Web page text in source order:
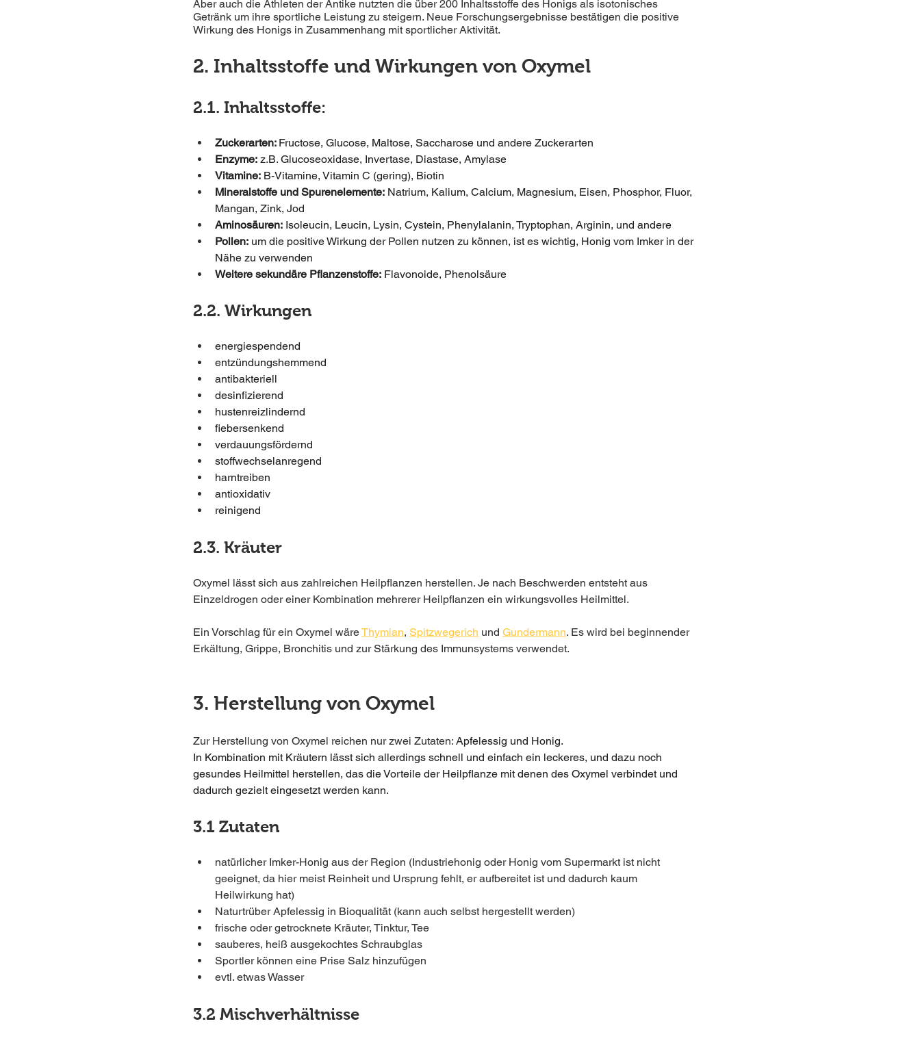
Aber auch die Athleten der Antike nutzten die über 200 Inhaltsstoffe des Honigs als isotonisches
Getränk um ihre sportliche Leistung zu steigern. Neue Forschungsergebnisse bestätigen die positive
Wirkung des Honigs in Zusammenhang mit sportlicher Aktivität.
2. Inhaltsstoffe und Wirkungen von Oxymel
2.1. Inhaltsstoffe:
Zuckerarten: Fructose, Glucose, Maltose, Saccharose und andere Zuckerarten
Enzyme: z.B. Glucoseoxidase, Invertase, Diastase, Amylase
Vitamine: B-Vitamine, Vitamin C (gering), Biotin
Mineralstoffe und Spurenelemente: Natrium, Kalium, Calcium, Magnesium, Eisen, Phosphor, Fluor,
Mangan, Zink, Jod
Aminosäuren: Isoleucin, Leucin, Lysin, Cystein, Phenylalanin, Tryptophan, Arginin, und andere
Pollen: um die positive Wirkung der Pollen nutzen zu können, ist es wichtig, Honig vom Imker in der
Nähe zu verwenden
Weitere sekundäre Pflanzenstoffe: Flavonoide, Phenolsäure
2.2. Wirkungen
energiespendend
entzündungshemmend
antibakteriell
desinfizierend
hustenreizlindernd
fiebersenkend
verdauungsfördernd
stoffwechselanregend
harntreiben
antioxidativ
reinigend
2.3. Kräuter
Oxymel lässt sich aus zahlreichen Heilpflanzen herstellen. Je nach Beschwerden entsteht aus
Einzeldrogen oder einer Kombination mehrerer Heilpflanzen ein wirkungsvolles Heilmittel.
Ein Vorschlag für ein Oxymel wäre Thymian, Spitzwegerich und Gundermann. Es wird bei beginnender
Erkältung, Grippe, Bronchitis und zur Stärkung des Immunsystems verwendet.
3. Herstellung von Oxymel
Zur Herstellung von Oxymel reichen nur zwei Zutaten: Apfelessig und Honig.
In Kombination mit Kräutern lässt sich allerdings schnell und einfach ein leckeres, und dazu noch
gesundes Heilmittel herstellen, das die Vorteile der Heilpflanze mit denen des Oxymel verbindet und
dadurch gezielt eingesetzt werden kann.
​3.1 Zutaten
natürlicher Imker-Honig aus der Region (Industriehonig oder Honig vom Supermarkt ist nicht
geeignet, da hier meist Reinheit und Ursprung fehlt, er aufbereitet ist und dadurch kaum
Heilwirkung hat)
Naturtrüber Apfelessig in Bioqualität (kann auch selbst hergestellt werden)
frische oder getrocknete Kräuter, Tinktur, Tee
sauberes, heiß ausgekochtes Schraubglas
Sportler können eine Prise Salz hinzufügen
evtl. etwas Wasser
3.2 Mischverhältnisse